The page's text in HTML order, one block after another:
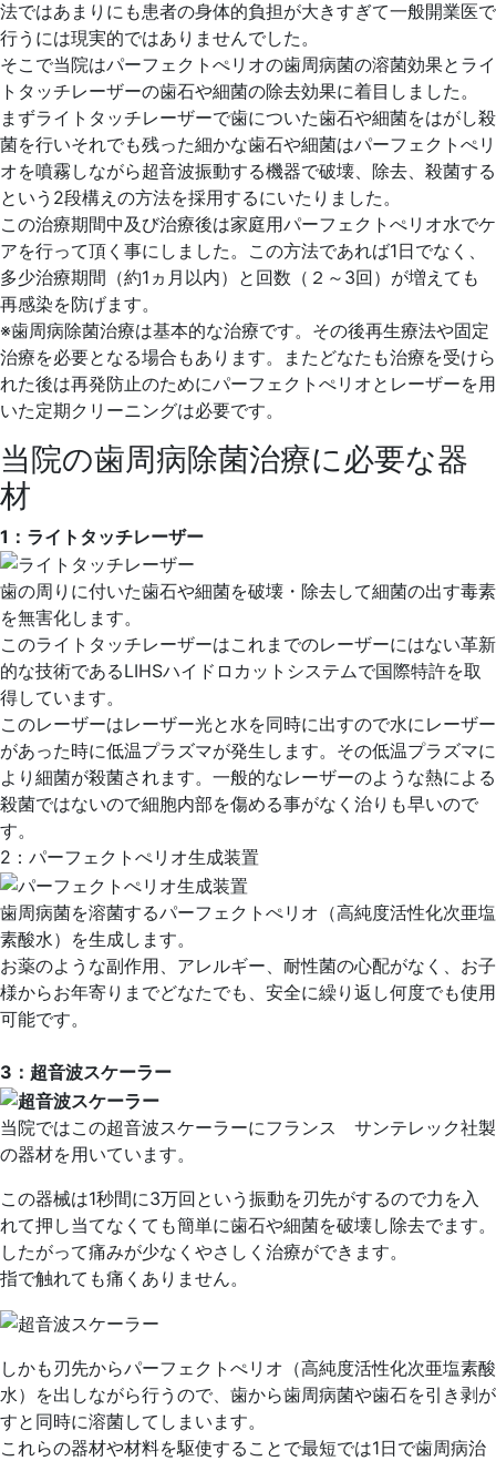
法ではあまりにも患者の身体的負担が大きすぎて一般開業医で
行うには現実的ではありませんでした。
そこで当院はパーフェクトぺリオの歯周病菌の溶菌効果とライ
トタッチレーザーの歯石や細菌の除去効果に着目しました。
まずライトタッチレーザーで歯についた歯石や細菌をはがし殺
菌を行いそれでも残った細かな歯石や細菌はパーフェクトぺリ
オを噴霧しながら超音波振動する機器で破壊、除去、殺菌する
という2段構えの方法を採用するにいたりました。
この治療期間中及び治療後は家庭用パーフェクトぺリオ水でケ
アを行って頂く事にしました。この方法であれば1日でなく、
多少治療期間（約1ヵ月以内）と回数（２～3回）が増えても
再感染を防げます。
※歯周病除菌治療は基本的な治療です。その後再生療法や固定
治療を必要となる場合もあります。またどなたも治療を受けら
れた後は再発防止のためにパーフェクトぺリオとレーザーを用
いた定期クリーニングは必要です。
当院の歯周病除菌治療に必要な器
材
1：ライトタッチレーザー
歯の周りに付いた歯石や細菌を破壊・除去して細菌の出す毒素
を無害化します。
このライトタッチレーザーはこれまでのレーザーにはない革新
的な技術であるLIHSハイドロカットシステムで国際特許を取
得しています。
このレーザーはレーザー光と水を同時に出すので水にレーザー
があった時に低温プラズマが発生します。その低温プラズマに
より細菌が殺菌されます。一般的なレーザーのような熱による
殺菌ではないので細胞内部を傷める事がなく治りも早いので
す。
2：パーフェクトぺリオ生成装置
歯周病菌を溶菌するパーフェクトぺリオ（高純度活性化次亜塩
素酸水）を生成します。
お薬のような副作用、アレルギー、耐性菌の心配がなく、お子
様からお年寄りまでどなたでも、安全に繰り返し何度でも使用
可能です。
3：超音波スケーラー
当院ではこの超音波スケーラーにフランス サンテレック社製
の器材を用いています。
この器械は1秒間に3万回という振動を刃先がするので力を入
れて押し当てなくても簡単に歯石や細菌を破壊し除去でます。
したがって痛みが少なくやさしく治療ができます。
指で触れても痛くありません。
しかも刃先からパーフェクトぺリオ（高純度活性化次亜塩素酸
水）を出しながら行うので、歯から歯周病菌や歯石を引き剥が
すと同時に溶菌してしまいます。
これらの器材や材料を駆使することで最短では1日で歯周病治